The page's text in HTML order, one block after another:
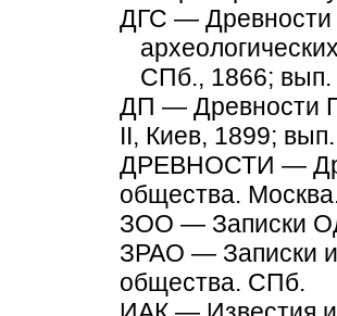
ДГС — Древности
СПб., 1866;
ДП — Древности
II, Киев, 1899;
ДРЕВНОСТИ —
общества.
ЗОО — Записки
ЗРАО — Записки
общества. СПб.